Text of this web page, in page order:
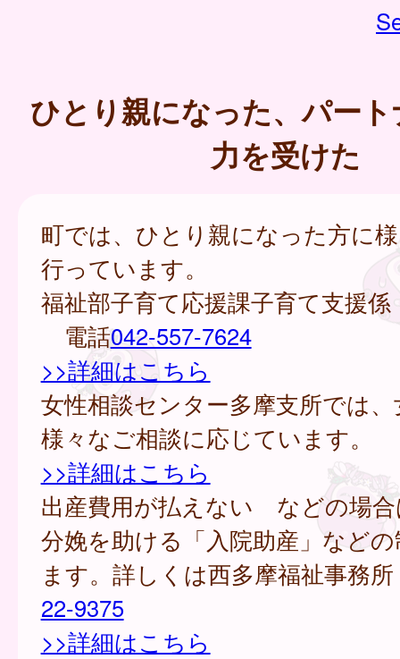
ひとり親になった、パー
力を受けた
町では、ひとり親になった方に
行っています。
福祉部子育て応援課子育て支援係
電話042-557-7624
>>詳細はこちら
女性相談センター多摩支所では
様々なご相談に応じています。
>>詳細はこちら
出産費用が払えない などの場合
分娩を助ける「入院助産」など
ます。詳しくは西多摩福祉事務
22-9375
>>詳細はこちら